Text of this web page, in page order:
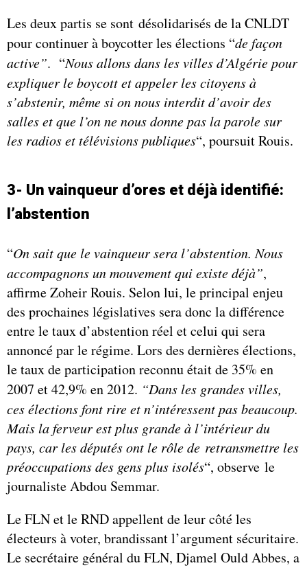
Les deux partis se sont désolidarisés de la CNLDT
pour continuer à boycotter les élections “de façon
active”. “Nous allons dans les villes d’Algérie pour
expliquer le boycott et appeler les citoyens à
s’abstenir, même si on nous interdit d’avoir des
salles et que l’on ne nous donne pas la parole sur
les radios et télévisions publiques“, poursuit Rouis.
3- Un vainqueur d’ores et déjà identifié:
l’abstention
“On sait que le vainqueur sera l’abstention. Nous
accompagnons un mouvement qui existe déjà”,
affirme Zoheir Rouis. Selon lui, le principal enjeu
des prochaines législatives sera donc la différence
entre le taux d’abstention réel et celui qui sera
annoncé par le régime. Lors des dernières élections,
le taux de participation reconnu était de 35% en
2007 et 42,9% en 2012. “Dans les grandes villes,
ces élections font rire et n’intéressent pas beaucoup.
Mais la ferveur est plus grande à l’intérieur du
pays, car les députés ont le rôle de retransmettre les
préoccupations des gens plus isolés“, observe le
journaliste Abdou Semmar.
Le FLN et le RND appellent de leur côté les
électeurs à voter, brandissant l’argument sécuritaire.
Le secrétaire général du FLN, Djamel Ould Abbes, a